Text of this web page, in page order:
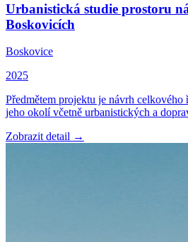
Urbanistická studie prostoru
Boskovicích
Boskovice
2025
Předmětem projektu je návrh celkového
jeho okolí včetně urbanistických a
Zobrazit detail →